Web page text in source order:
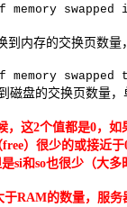
memory
到内存的交换页数量
memory
磁盘的交换页数量，
，这2个值都是0，如
free）很少的或接近于
si和so也很少（大多
于RAM的数量，服务